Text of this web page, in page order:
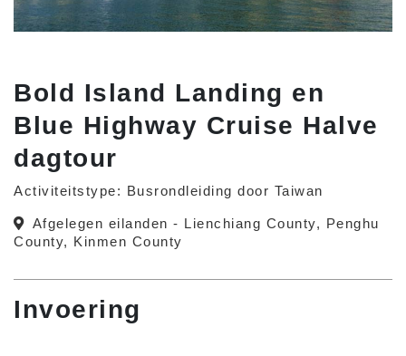
Bold Island Landing en
Blue Highway Cruise Halve
dagtour
Activiteitstype: Busrondleiding door Taiwan
Afgelegen eilanden - Lienchiang County, Penghu
County, Kinmen County
Invoering